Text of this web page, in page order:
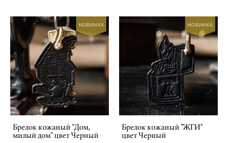
НОВИНКА
Брелок кожаный "Дом,
милый дом" цвет Черный
НОВИНКА
Брелок кожаный "ЖГИ"
цвет Черный